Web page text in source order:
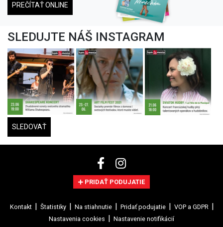
PREČÍTAŤ ONLINE
SLEDUJTE NÁŠ INSTAGRAM
SLEDOVAŤ
PRIDAŤ PODUJATIE
Kontakt Štatistiky Na stiahnutie Pridať podujatie
VOP a GDPR
Nastavenia cookies
Nastavenie notifikácií